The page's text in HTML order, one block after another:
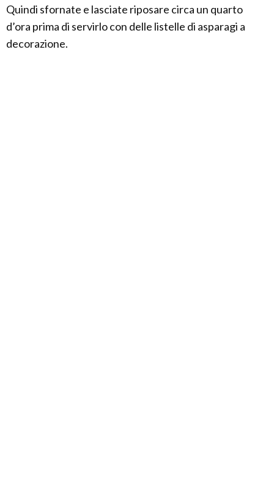
Quindi sfornate e lasciate riposare circa un quarto
d’ora prima di servirlo con delle listelle di asparagi a
decorazione.